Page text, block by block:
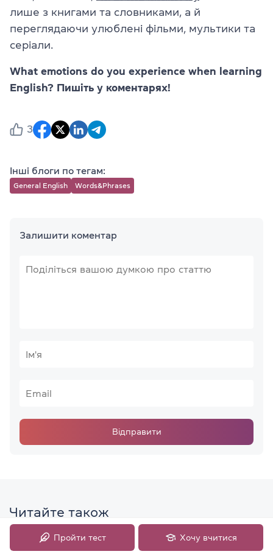
лише з книгами та словниками, а й
переглядаючи улюблені фільми, мультики та
серіали.
What emotions do you experience when learning
English? Пишіть у коментарях!
3
Інші блоги по тегам:
General English Words&Phrases
Залишити коментар
Відправити
Читайте також
Пройти тест Хочу вчитися